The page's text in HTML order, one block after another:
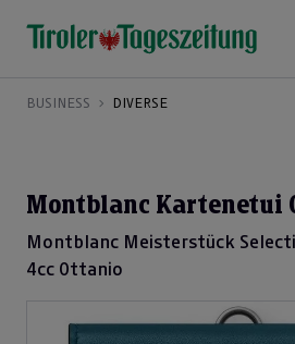
BUSINESS DIVERSE
Montblanc Kartenetui
Montblanc Meisterstück
4cc Ottanio